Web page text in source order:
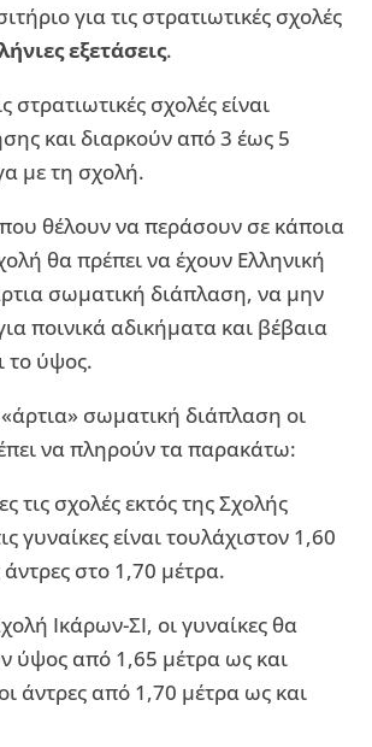
για τις στρατιωτικές σχολές
εξετάσεις.
στρατιωτικές σχολές είναι
και διαρκούν από 3 έως 5
με τη σχολή.
θέλουν να περάσουν σε κάποια
θα πρέπει να έχουν Ελληνική
σωματική διάπλαση, να μην
ποινικά αδικήματα και βέβαια
το ύψος.
«άρτια» σωματική διάπλαση οι
να πληρούν τα παρακάτω:
τις σχολές εκτός της Σχολής
γυναίκες είναι τουλάχιστον 1,60
στο 1,70 μέτρα.
Ικάρων-ΣΙ, οι γυναίκες θα
ύψος από 1,65 μέτρα ως και
άντρες από 1,70 μέτρα ως και